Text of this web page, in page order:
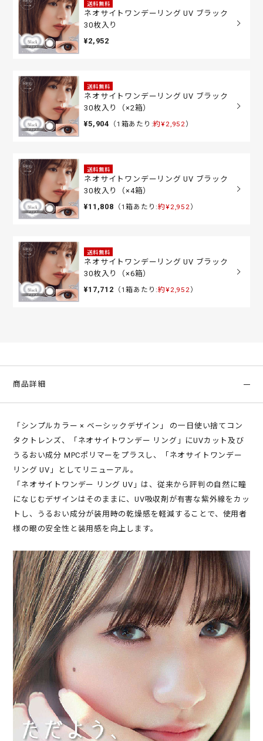
送料無料
ネオサイトワンデーリング UV ブラック
30枚入り
¥2,952
送料無料
ネオサイトワンデーリング UV ブラック
30枚入り（×2箱）
¥5,904 （1箱あたり:約¥2,952）
送料無料
ネオサイトワンデーリング UV ブラック
30枚入り（×4箱）
¥11,808 （1箱あたり:約¥2,952）
送料無料
ネオサイトワンデーリング UV ブラック
30枚入り（×6箱）
¥17,712 （1箱あたり:約¥2,952）
商品詳細
「シンプルカラー × ベーシックデザイン」 の一日使い捨てコン
タクトレンズ、「ネオサイトワンデー リング」にUVカット及び
うるおい成分 MPCポリマーをプラスし、「ネオサイトワンデー
リング UV」としてリニューアル。
「ネオサイトワンデー リング UV」は、従来から評判の自然に瞳
になじむデザインはそのままに、UV吸収剤が有害な紫外線をカッ
トし、うるおい成分が装用時の乾燥感を軽減することで、使用者
様の眼の安全性と装用感を向上します。